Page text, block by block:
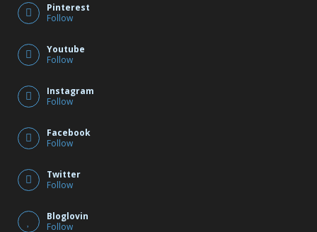
Pinterest
Follow
Youtube
Follow
Instagram
Follow
Facebook
Follow
Twitter
Follow
Bloglovin
Follow